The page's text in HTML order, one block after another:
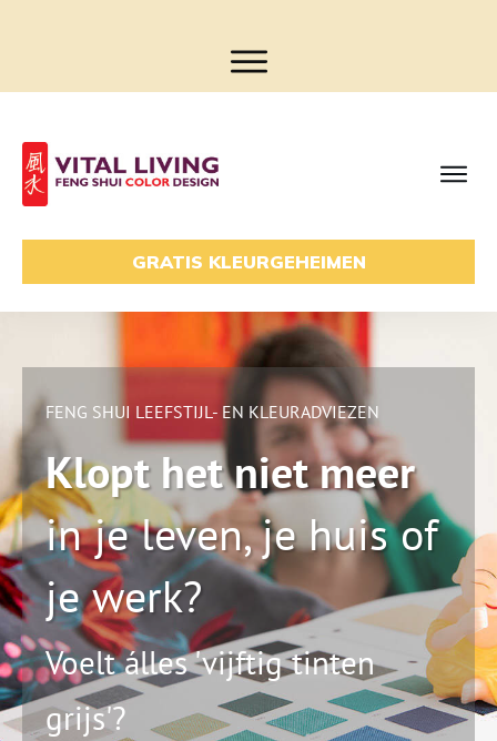
GRATIS KLEURGEHEIMEN
FENG SHUI LEEFSTIJL- EN KLEURADVIEZEN
Klopt het niet meer
in je leven, je huis of
je werk?
Voelt álles 'vijftig tinten
grijs'?